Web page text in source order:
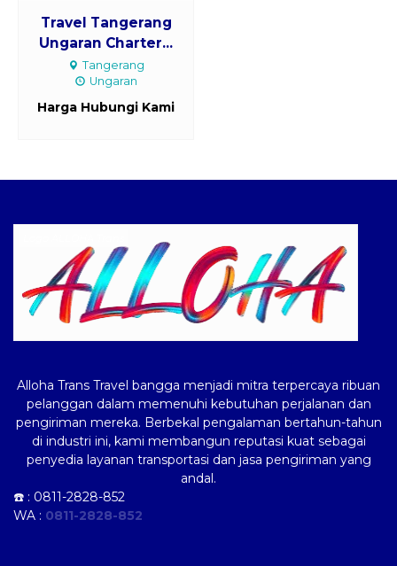
Travel Tangerang
Ungaran Charter...
Tangerang
Ungaran
Harga Hubungi Kami
Alloha Trans Travel bangga menjadi mitra terpercaya ribuan
pelanggan dalam memenuhi kebutuhan perjalanan dan
pengiriman mereka. Berbekal pengalaman bertahun-tahun
di industri ini, kami membangun reputasi kuat sebagai
penyedia layanan transportasi dan jasa pengiriman yang
andal.
☎️ : 0811-2828-852
WA : 0811-2828-852